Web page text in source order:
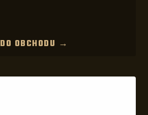
DO OBCHODU →